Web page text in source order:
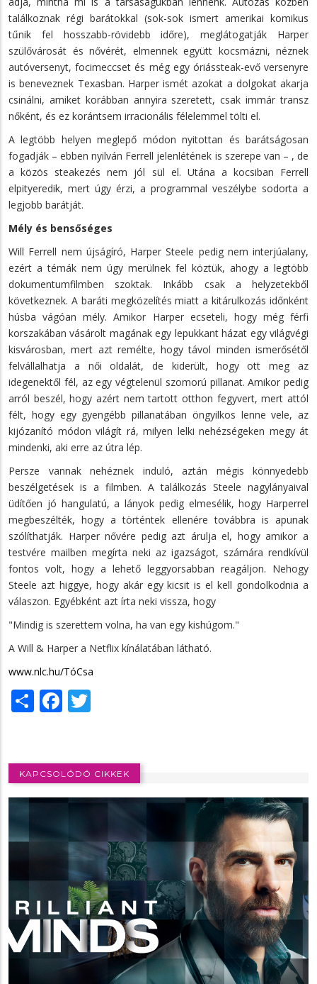
találkoznak régi barátokkal (sok-sok ismert amerikai komikus
tűnik fel hosszabb-rövidebb időre), meglátogatják Harper
szülővárosát és nővérét, elmennek együtt kocsmázni, néznek
autóversenyt, focimeccset és még egy óriássteak-evő versenyre
is beneveznek Texasban. Harper ismét azokat a dolgokat akarja
csinálni, amiket korábban annyira szeretett, csak immár transz
nőként, és ez korántsem irracionális félelemmel tölti el.
A legtöbb helyen meglepő módon nyitottan és barátságosan
fogadják – ebben nyilván Ferrell jelenlétének is szerepe van – , de
a közös steakezés nem jól sül el. Utána a kocsiban Ferrell
elpityeredik, mert úgy érzi, a programmal veszélybe sodorta a
legjobb barátját.
Mély és bensőséges
Will Ferrell nem újságíró, Harper Steele pedig nem interjúalany,
ezért a témák nem úgy merülnek fel köztük, ahogy a legtöbb
dokumentumfilmben szoktak. Inkább csak a helyzetekből
következnek. A baráti megközelítés miatt a kitárulkozás időnként
húsba vágóan mély. Amikor Harper ecseteli, hogy még férfi
korszakában vásárolt magának egy lepukkant házat egy világvégi
kisvárosban, mert azt remélte, hogy távol minden ismerősétől
felvállalhatja a női oldalát, de kiderült, hogy ott meg az
idegenektől fél, az egy végtelenül szomorú pillanat. Amikor pedig
arról beszél, hogy azért nem tartott otthon fegyvert, mert attól
félt, hogy egy gyengébb pillanatában öngyilkos lenne vele, az
kijózanító módon világít rá, milyen lelki nehézségeken megy át
mindenki, aki erre az útra lép.
Persze vannak nehéznek induló, aztán mégis könnyedebb
beszélgetések is a filmben. A találkozás Steele nagylányaival
üdítően jó hangulatú, a lányok pedig elmesélik, hogy Harperrel
megbeszélték, hogy a történtek ellenére továbbra is apunak
szólíthatják. Harper nővére pedig azt árulja el, hogy amikor a
testvére mailben megírta neki az igazságot, számára rendkívül
fontos volt, hogy a lehető leggyorsabban reagáljon. Nehogy
Steele azt higgye, hogy akár egy kicsit is el kell gondolkodnia a
válaszon. Egyébként azt írta neki vissza, hogy
"Mindig is szerettem volna, ha van egy kishúgom."
A Will & Harper a Netflix kínálatában látható.
www.nlc.hu/TóCsa
ShareFacebook
KAPCSOLÓDÓ CIKKEK